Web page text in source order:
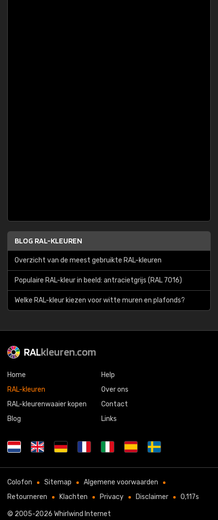
BLOG RAL-KLEUREN
Overzicht van de meest gebruikte RAL-kleuren
Populaire RAL-kleur in beeld: antracietgrijs (RAL 7016)
Welke RAL-kleur kiezen voor witte muren en plafonds?
RALkleuren.com
Home
RAL-kleuren
RAL-kleurenwaaier kopen
Blog
Help
Over ons
Contact
Links
Colofon Sitemap
Algemene voorwaarden
Retourneren
Klachten Privacy Disclaimer 0,117s
© 2005-2026 Whirlwind Internet